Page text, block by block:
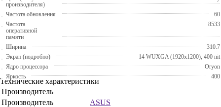
производителя)
Частота обновления
60
Частота
оперативной
памяти
8533
Ширина
310.7
Экран (подробно)
14 WUXGA (1920x1200), 400 nit
Ядро процессора
Oryon
Яркость
400
Технические характеристики
Производитель
Производитель
ASUS